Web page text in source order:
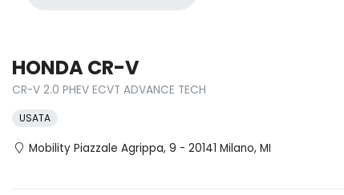
HONDA CR-V
CR-V 2.0 PHEV ECVT ADVANCE TECH
USATA
Mobility Piazzale Agrippa, 9 - 20141 Milano, MI